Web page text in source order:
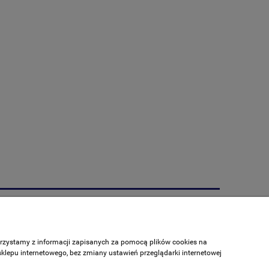
O nas
Kontakt
z informacji zapisanych za pomocą plików cookies na
internetowego, bez zmiany ustawień przeglądarki internetowej